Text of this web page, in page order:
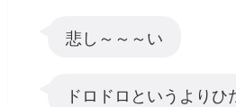
悲し～～～い
ドロドロというよりひ